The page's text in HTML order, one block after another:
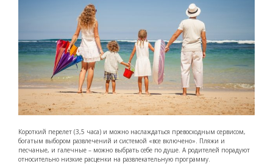
Короткий перелет (3,5 часа) и можно наслаждаться превосходным сервисом,
богатым выбором развлечений и системой «все включено». Пляжи и
песчаные, и галечные – можно выбрать себе по душе. А родителей порадуют
относительно низкие расценки на развлекательную программу.